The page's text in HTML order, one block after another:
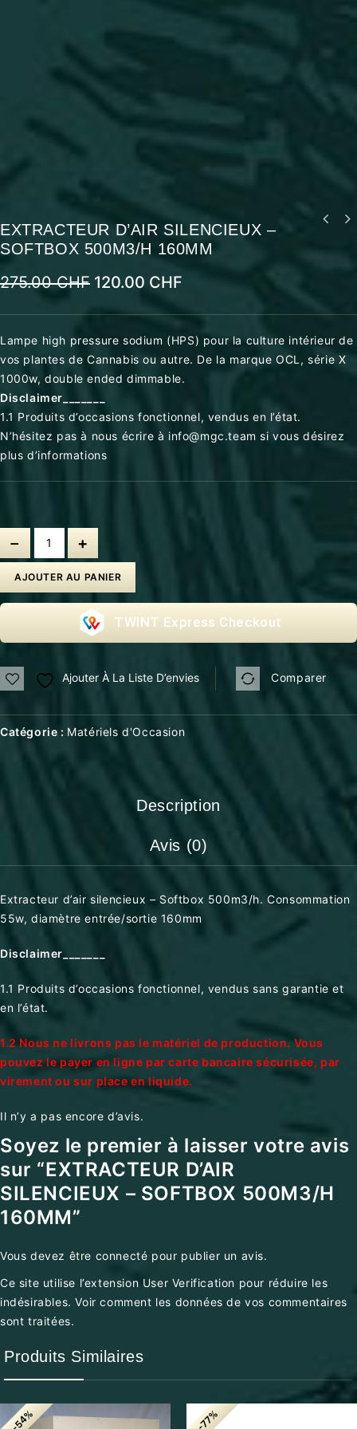
EXTRACTEUR D’AIR SILENCIEUX –
SOFTBOX 500M3/H 160MM
275.00CHF 120.00 CHF
Lampe high pressure sodium (HPS) pour la culture intérieur de
vos plantes de Cannabis ou autre. De la marque OCL, série X
1000w, double ended dimmable.
Disclaimer_______
1.1 Produits d’occasions fonctionnel, vendus en l’état.
N’hésitez pas à nous écrire à info@mgc.team si vous désirez
plus d’informations
AJOUTER AU PANIER
Express Checkout
Ajouter À La Liste D’envies Comparer
Catégorie : Matériels d'Occasion
Description
Avis (0)
Extracteur d’air silencieux – Softbox 500m3/h. Consommation
55w, diamètre entrée/sortie 160mm
Disclaimer_______
1.1 Produits d’occasions fonctionnel, vendus sans garantie et
en l’état.
1.2 Nous ne livrons pas le matériel de production. Vous
pouvez le payer en ligne par carte bancaire sécurisée, par
virement ou sur place en liquide.
Il n’y a pas encore d’avis.
Soyez le premier à laisser votre avis
sur “EXTRACTEUR D’AIR
SILENCIEUX – SOFTBOX 500M3/H
160MM”
Vous devez être connecté pour publier un avis.
Ce site utilise l’extension User Verification pour réduire les
indésirables.Voir comment les données de vos commentaires
sont traitées.
Produits Similaires
-54% -77%